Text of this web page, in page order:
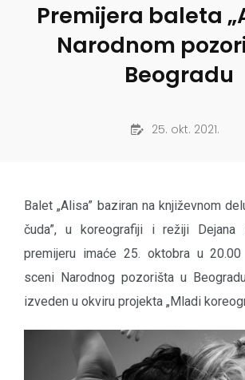
Premijera baleta
Narodnom
Beogradu
25. okt. 2021.
Balet „Alisa” baziran na književnom
čuda”, u koreografiji i režiji Dejana
premijeru imaće 25. oktobra u
sceni Narodnog pozorišta u
izveden u okviru projekta „Mladi